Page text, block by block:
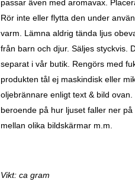
passar även med aromavax.
Rör inte eller flytta den under
varm. Lämna aldrig tända ljus
från barn och djur. Säljes styckvis.
separat i vår butik. Rengörs med
produkten tål ej maskindisk eller
oljebrännare enligt text & bild
beroende på hur ljuset faller ner
mellan olika bildskärmar m.m.
Vikt: ca gram